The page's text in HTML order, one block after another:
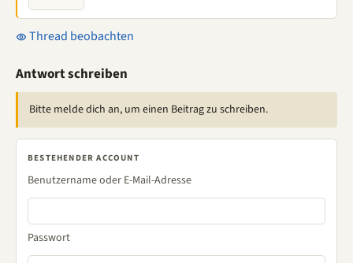
Thread beobachten
Antwort schreiben
Bitte melde dich an, um einen Beitrag zu schreiben.
BESTEHENDER ACCOUNT
Benutzername oder E-Mail-Adresse
Passwort